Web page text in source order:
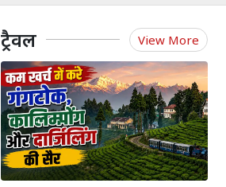
ट्रैवल View More